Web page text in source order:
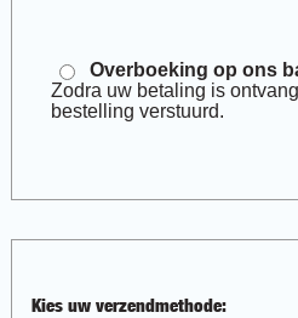
Overboeking op ons
Zodra uw betaling is
bestelling verstuurd.
Kies uw verzendmethode: